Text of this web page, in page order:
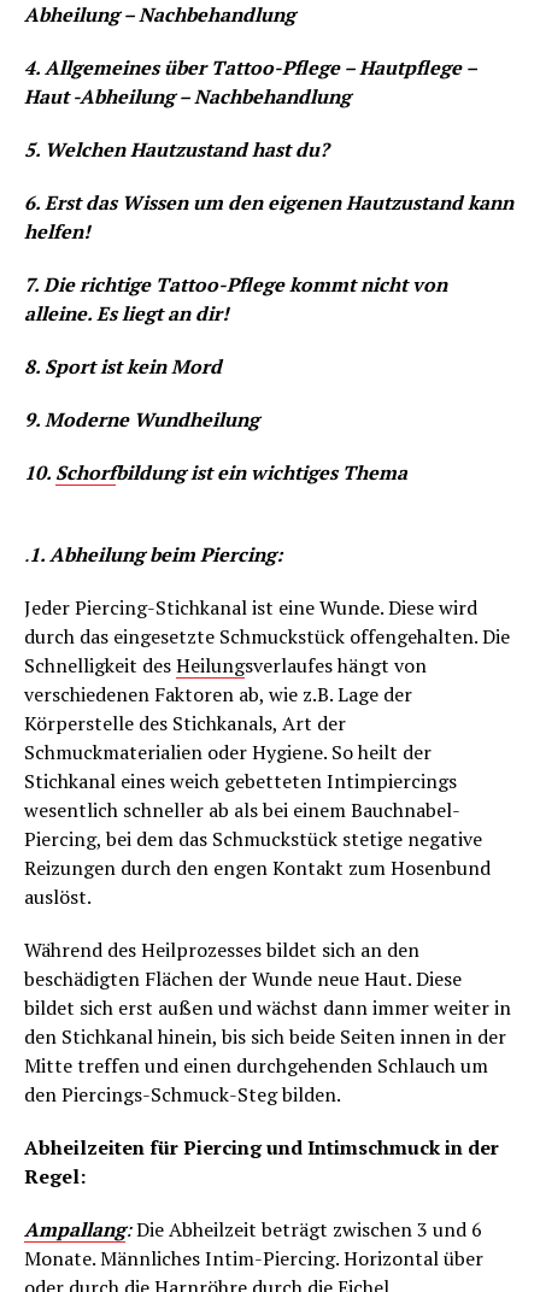
Abheilung – Nachbehandlung
4. Allgemeines über Tattoo-Pflege – Hautpflege –
Haut -Abheilung – Nachbehandlung
5. Welchen Hautzustand hast du?
6. Erst das Wissen um den eigenen Hautzustand kann
helfen!
7. Die richtige Tattoo-Pflege kommt nicht von
alleine. Es liegt an dir!
8. Sport ist kein Mord
9. Moderne Wundheilung
10. Schorfbildung ist ein wichtiges Thema
.1. Abheilung beim Piercing:
Jeder Piercing-Stichkanal ist eine Wunde. Diese wird
durch das eingesetzte Schmuckstück offengehalten. Die
Schnelligkeit desHeilungsverlaufes hängt von
verschiedenen Faktoren ab, wie z.B. Lage der
Körperstelle des Stichkanals, Art der
Schmuckmaterialien oder Hygiene. So heilt der
Stichkanal eines weich gebetteten Intimpiercings
wesentlich schneller ab als bei einem Bauchnabel-
Piercing, bei dem das Schmuckstück stetige negative
Reizungen durch den engen Kontakt zum Hosenbund
auslöst.
Während des Heilprozesses bildet sich an den
beschädigten Flächen der Wunde neue Haut. Diese
bildet sich erst außen und wächst dann immer weiter in
den Stichkanal hinein, bis sich beide Seiten innen in der
Mitte treffen und einen durchgehenden Schlauch um
den Piercings-Schmuck-Steg bilden.
Abheilzeiten für Piercing und Intimschmuck in der
Regel:
Ampallang:Die Abheilzeit beträgt zwischen 3 und 6
Monate. Männliches Intim-Piercing. Horizontal über